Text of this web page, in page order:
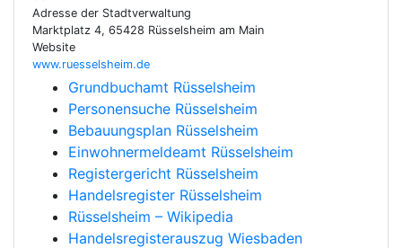
Adresse der Stadtverwaltung
Marktplatz 4, 65428 Rüsselsheim am Main
Website
www.ruesselsheim.de
Grundbuchamt Rüsselsheim
Personensuche Rüsselsheim
Bebauungsplan Rüsselsheim
Einwohnermeldeamt Rüsselsheim
Registergericht Rüsselsheim
Handelsregister Rüsselsheim
Rüsselsheim – Wikipedia
Handelsregisterauszug Wiesbaden